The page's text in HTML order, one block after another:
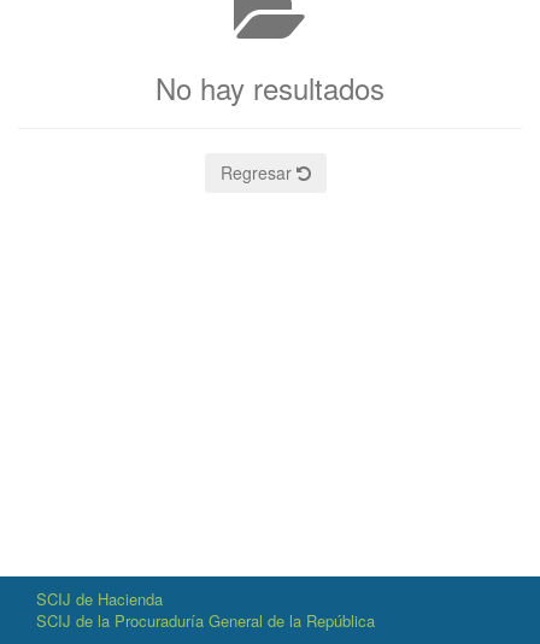
No hay resultados
Regresar
SCIJ de Hacienda
SCIJ de la Procuraduría General de la República